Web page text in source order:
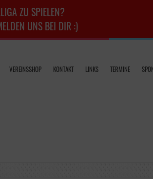
ZU SPIELEN?
UNS BEI DIR :)
VEREINSSHOP KONTAKT LINKS TERMINE